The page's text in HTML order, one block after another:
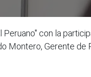
Peruano" con la
Montero, Gerente